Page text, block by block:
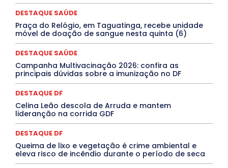
Febre Oropouche
FILMES
Goiás
INTELIGÊNCIA ARTIFICIAL
Jogos Online
JUDICIÁRIO LITERATURA
Maranhão
Marburg
Mato Grosso
Mato Grosso do Sul
MEIO AMBIENTE
Minas Gerais MOBILIDADE
MPOX
MÚSICA
O Plantonista
PROCESSO SELETIVO
PUBLIEDITORIAL
QUALIFICAÇÃO PROFISSIONAL
RESIDÊNCIA
Santa Catarina
Saúde Agora
SEGURANÇA
Soltando o Verbo
TÁ FROID?
TEATRO
Tocantins
Utilidade Pública ZikaVirus
Mais
DESTAQUE SAÚDE
Praça do Relógio, em Taguatinga, recebe unidade
móvel de doação de sangue nesta quinta (6)
DESTAQUE SAÚDE
Campanha Multivacinação 2026: confira as
principais dúvidas sobre a imunização no DF
DESTAQUE DF
Celina Leão descola de Arruda e mantem
lideranção na corrida GDF
DESTAQUE DF
Queima de lixo e vegetação é crime ambiental e
eleva risco de incêndio durante o período de seca